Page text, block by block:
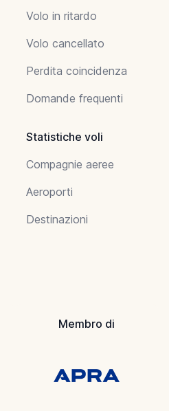
Volo in ritardo
Volo cancellato
Perdita coincidenza
Domande frequenti
Statistiche voli
Compagnie aeree
Aeroporti
Destinazioni
Membro di